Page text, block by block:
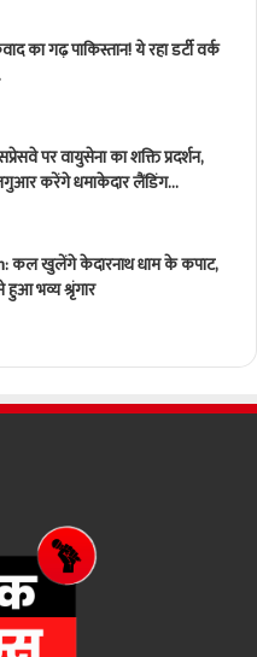
का गढ़ पाकिस्तान! ये रहा डर्टी वर्क
पर वायुसेना का शक्ति प्रदर्शन,
करेंगे धमाकेदार लैंडिंग…
कल खुलेंगे केदारनाथ धाम के कपाट,
भव्य श्रृंगार